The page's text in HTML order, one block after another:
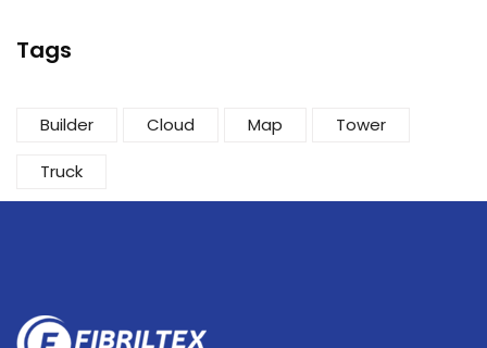
Tags
Builder Cloud Map Tower
Truck